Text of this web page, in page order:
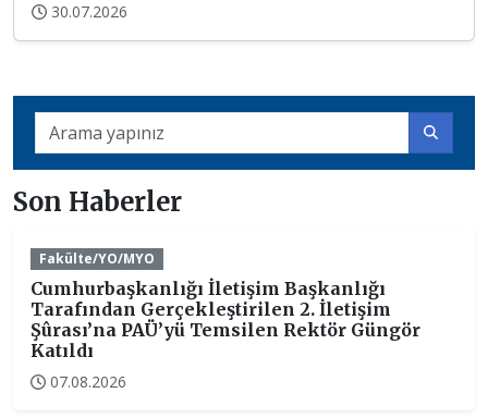
30.07.2026
Son Haberler
Fakülte/YO/MYO
Cumhurbaşkanlığı İletişim Başkanlığı
Tarafından Gerçekleştirilen 2. İletişim
Şûrası’na PAÜ’yü Temsilen Rektör Güngör
Katıldı
07.08.2026